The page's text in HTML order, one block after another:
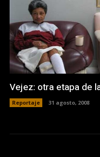
Vejez: otra etapa de
Reportaje 31 agosto, 2008